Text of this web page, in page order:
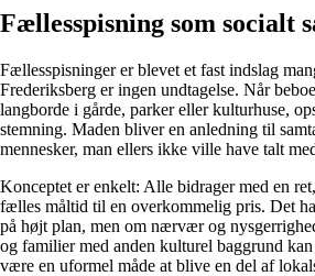
Fællesspisning som socialt
Fællesspisninger er blevet et fast indslag
Frederiksberg er ingen undtagelse. Når
langborde i gårde, parker eller kulturhuse,
stemning. Maden bliver en anledning til
mennesker, man ellers ikke ville have talt
Konceptet er enkelt: Alle bidrager med en
fælles måltid til en overkommelig pris. Det
på højt plan, men om nærvær og
og familier med anden kulturel baggrund kan
være en uformel måde at blive en del af